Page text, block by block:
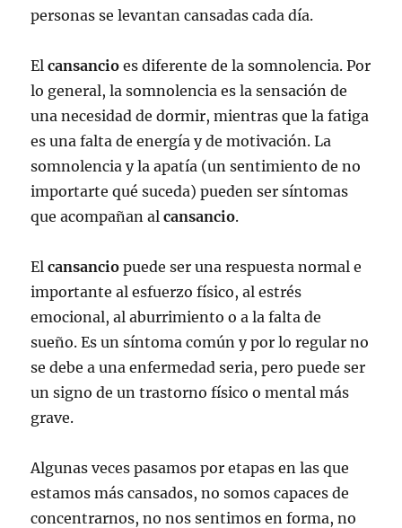
personas se levantan cansadas cada día.
El cansancio es diferente de la somnolencia. Por
lo general, la somnolencia es la sensación de
una necesidad de dormir, mientras que la fatiga
es una falta de energía y de motivación. La
somnolencia y la apatía (un sentimiento de no
importarte qué suceda) pueden ser síntomas
que acompañan alcansancio.
Elcansancio puede ser una respuesta normal e
importante al esfuerzo físico, al estrés
emocional, al aburrimiento o a la falta de
sueño. Es un síntoma común y por lo regular no
se debe a una enfermedad seria, pero puede ser
un signo de un trastorno físico o mental más
grave.
Algunas veces pasamos por etapas en las que
estamos más cansados, no somos capaces de
concentrarnos, no nos sentimos en forma, no